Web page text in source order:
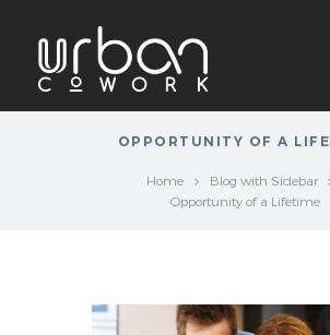
OPPORTUNITY OF A
Home
Blog with Sidebar
Opportunity of a Lifetime